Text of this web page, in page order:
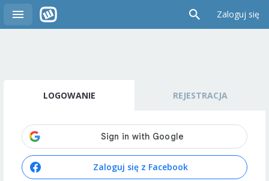
Zaloguj się
LOGOWANIE REJESTRACJA
Zaloguj się z Facebook